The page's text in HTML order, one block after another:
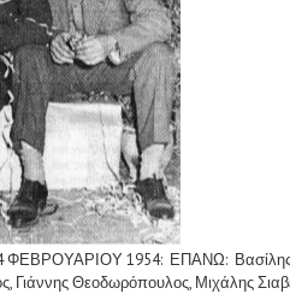
ΦΕΒΡΟΥΑΡΙΟΥ 1954: ΕΠΑΝΩ:
Γιάννης Θεοδωρόπουλος, Μιχάλης